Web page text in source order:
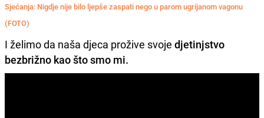
Sjećanja: Nigdje nije bilo ljepše zaspati nego u parom ugrijanom vagonu
(FOTO)
I želimo da naša djeca prožive svoje djetinjstvo
bezbrižno kao što smo mi.